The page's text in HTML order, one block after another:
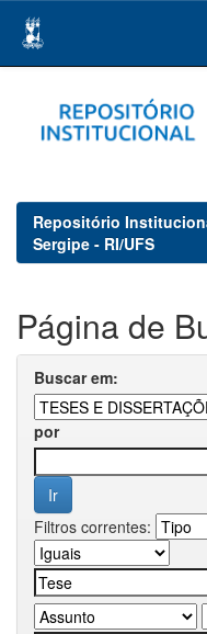
navigation
Repositório
Sergipe - RI/UFS
Página de
Buscar em:
por
Filtros correntes: